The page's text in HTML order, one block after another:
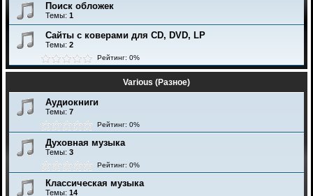
Поиск обложек
Темы: 1
Сайты с коверами для CD, DVD, LP
Темы: 2
Рейтинг: 0%
Various (Разное)
Аудиокниги
Темы: 7
Рейтинг: 0%
Духовная музыка
Темы: 3
Рейтинг: 0%
Классическая музыка
Темы: 14